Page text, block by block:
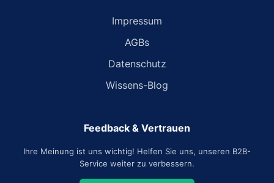
Impressum
AGBs
Datenschutz
Wissens-Blog
Feedback & Vertrauen
Ihre Meinung ist uns wichtig! Helfen Sie uns, unseren B2B-
Service weiter zu verbessern.